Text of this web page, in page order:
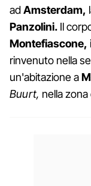
adAmsterdam,
Panzolini. Il
Montefiascone,
rinvenuto nella
un'abitazione a
Buurt, nella